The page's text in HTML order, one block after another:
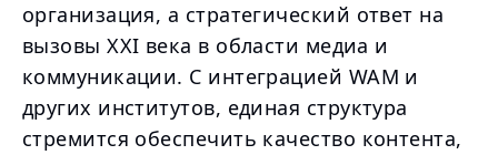
организация, а стратегический ответ на
вызовы XXI века в области медиа и
коммуникации. С интеграцией WAM и
других институтов, единая структура
стремится обеспечить качество контента,